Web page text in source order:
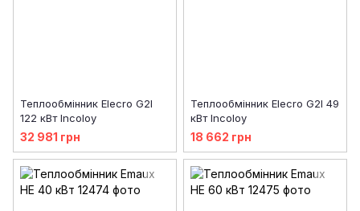
Теплообмінник Elecro G2I
122 кВт Incoloy
32 981 грн
Теплообмінник Elecro G2I 49
кВт Incoloy
18 662 грн